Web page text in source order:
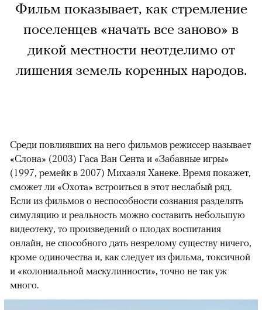
Фильм показывает, как стремление
поселенцев «начать все заново» в
дикой местности неотделимо от
лишения земель коренных народов.
Среди повлиявших на него фильмов режиссер называет
«Слона» (2003) Гаса Ван Сента и «Забавные игры»
(1997, ремейк в 2007) Михаэля Ханеке. Время покажет,
сможет ли «Охота» встроиться в этот неслабый ряд.
Если из фильмов о неспособности сознания разделять
симуляцию и реальность можно составить небольшую
видеотеку, то произведений о плодах воспитания
онлайн, не способного дать незрелому существу ничего,
кроме одиночества и, как следует из фильма, токсичной
и «колониальной маскулинности», точно не так уж
много.